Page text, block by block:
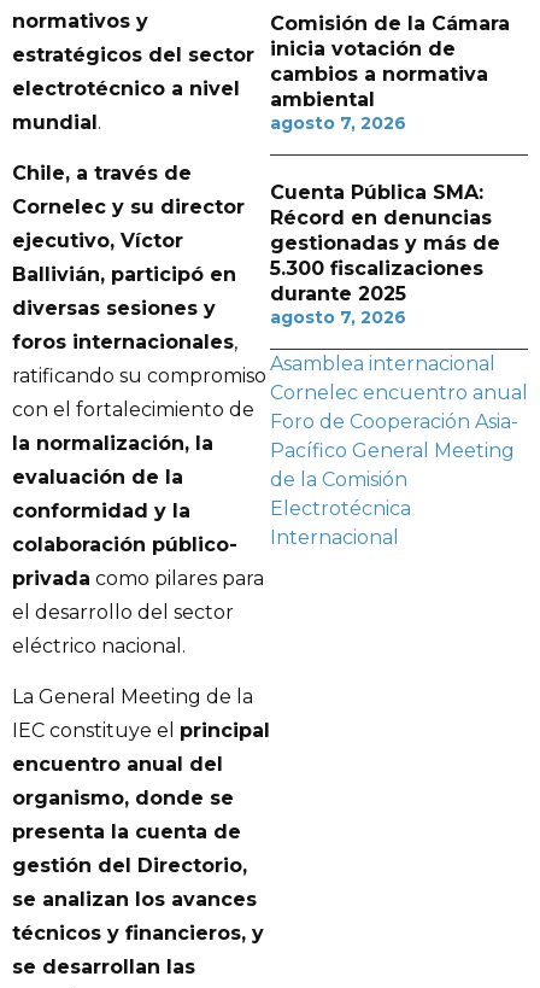
normativos y
estratégicos del sector
electrotécnico a nivel
mundial.
Chile, a través de
Cornelec y su director
ejecutivo, Víctor
Ballivián, participó en
diversas sesiones y
foros internacionales,
ratificando su compromiso
con el fortalecimiento de
la normalización, la
evaluación de la
conformidad y la
colaboración público-
privada como pilares para
el desarrollo del sector
eléctrico nacional.
La General Meeting de la
IEC constituye el principal
encuentro anual del
organismo, donde se
presenta la cuenta de
gestión del Directorio,
se analizan los avances
técnicos y financieros, y
se desarrollan las
Comisión de la Cámara
inicia votación de
cambios a normativa
ambiental
agosto 7, 2026
Cuenta Pública SMA:
Récord en denuncias
gestionadas y más de
5.300 fiscalizaciones
durante 2025
agosto 7, 2026
Asamblea internacional
Cornelec encuentro anual
Foro de Cooperación Asia-
Pacífico General Meeting
de la Comisión
Electrotécnica
Internacional